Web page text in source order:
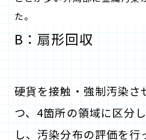
た。
B：扇形回収
硬貨を接触・強制汚染さ
つ、4箇所の領域に区分
し、汚染分布の評価を